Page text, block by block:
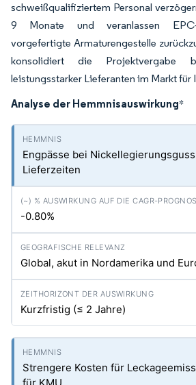
schweißqualifiziertem Personal
9 Monate und veranlassen EPC-
vorgefertigte Armaturengestelle
konsolidiert die Projektvergabe
leistungsstarker Lieferanten im Markt für
Analyse der Hemmnisauswirkung*
Engpässe bei
Lieferzeiten
-0.80%
Global, akut in Nordamerika und
Kurzfristig (≤ 2 Jahre)
Strengere Kosten für